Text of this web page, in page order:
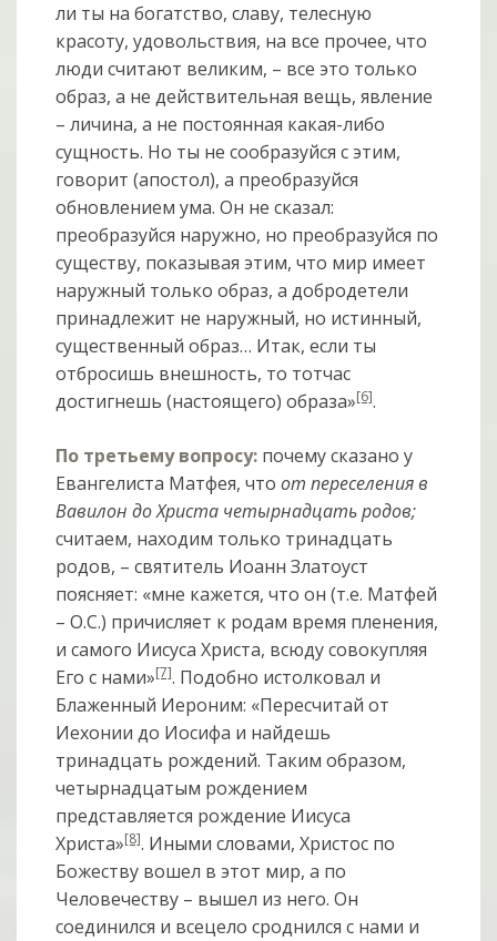
ли ты на богатство, славу, телесную
красоту, удовольствия, на все прочее, что
люди считают великим, – все это только
образ, а не действительная вещь, явление
– личина, а не постоянная какая-либо
сущность. Но ты не сообразуйся с этим,
говорит (апостол), а преобразуйся
обновлением ума. Он не сказал:
преобразуйся наружно, но преобразуйся по
существу, показывая этим, что мир имеет
наружный только образ, а добродетели
принадлежит не наружный, но истинный,
существенный образ… Итак, если ты
отбросишь внешность, то тотчас
достигнешь (настоящего) образа»[6].
По третьему вопросу: почему сказано у
Евангелиста Матфея, чтоот переселения в
Вавилон до Христа четырнадцать родов;
считаем, находим только тринадцать
родов, – святитель Иоанн Златоуст
поясняет: «мне кажется, что он (т.е. Матфей
– О.С.) причисляет к родам время пленения,
и самого Иисуса Христа, всюду совокупляя
Его с нами»[7]. Подобно истолковал и
Блаженный Иероним: «Пересчитай от
Иехонии до Иосифа и найдешь
тринадцать рождений. Таким образом,
четырнадцатым рождением
представляется рождение Иисуса
Христа»[8]. Иными словами, Христос по
Божеству вошел в этот мир, а по
Человечеству – вышел из него. Он
соединился и всецело сроднился с нами и